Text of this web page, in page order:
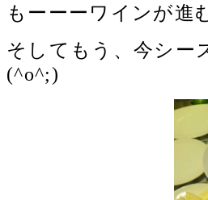
もーーーワインが
そしてもう、今シー
(^o^;)ゞ